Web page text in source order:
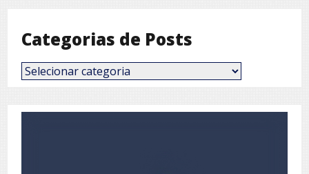
Categorias de Posts
Categorias
de